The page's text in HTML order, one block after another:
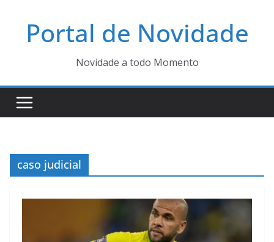
Portal de Novidade
Novidade a todo Momento
caso judicial